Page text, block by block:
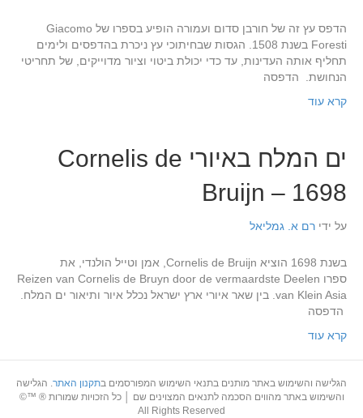
הדפס עץ זה של חורבן סדום ועמורה הופיע בספרו של Giacomo
Foresti בשנת 1508. הגסות שבחיתוכי עץ ניכרת בהדפסים ולימים
תחליף אותה העדינות, עד כדי יכולת ביטוי וציור מדוייקים, של תחריטי
הנחושת. הדפסה
קרא עוד
ים המלח באיורי Cornelis de
Bruijn – 1698
על ידי רם א. גמליאל
בשנת 1698 הוציא Cornelis de Bruijn, אמן וטייל הולנדי, את
ספרו Reizen van Cornelis de Bruyn door de vermaardste Deelen
van Klein Asia. בין שאר איורי ארץ ישראל נכלל איור ותיאור ים המלח.
הדפסה
קרא עוד
הגלישה והשימוש באתר מותנים בתנאי השימוש המפורסמים בתקנון האתר. הגלישה
והשימוש באתר מהווים הסכמה לתנאים המצוינים שם │ כל הזכויות שמורות ® ™©
All Rights Reserved